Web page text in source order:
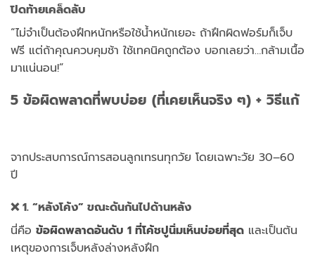
ปิดท้ายเคล็ดลับ
“ไม่จำเป็นต้องฝึกหนักหรือใช้น้ำหนักเยอะ ถ้าฝึกผิดฟอร์มก็เจ็บ
ฟรี แต่ถ้าคุณควบคุมช้า ใช้เทคนิคถูกต้อง บอกเลยว่า…กล้ามเนื้อ
มาแน่นอน!”
5 ข้อผิดพลาดที่พบบ่อย (ที่เคยเห็นจริง ๆ) + วิธีแก้
จากประสบการณ์การสอนลูกเทรนทุกวัย โดยเฉพาะวัย 30–60
ปี
❌ 1. “หลังโค้ง” ขณะดันก้นไปด้านหลัง
นี่คือ ข้อผิดพลาดอันดับ 1 ที่โค้ชปูนิ่มเห็นบ่อยที่สุด และเป็นต้น
เหตุของการเจ็บหลังล่างหลังฝึก